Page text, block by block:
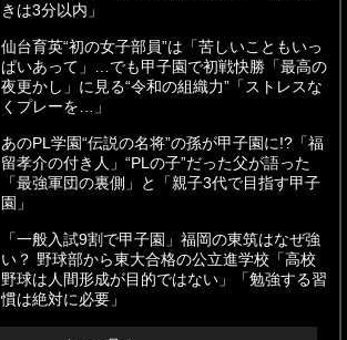
きは3分以内」
仙台育英“初の女子部員”は「苦しいこともいっ
ぱいあって」…でも甲子園で初戦快勝「最高の
夜更かし」に見る“令和の組織力”「ストレスな
くプレーを…」
あのPL学園“伝説の名将”の孫が甲子園に!?「福
留孝介の付き人」“PLの子”だった父が語った
「最強軍団の裏側」と「親子3代で目指す甲子
園」
「一般入試9割で甲子園」福岡の東筑はなぜ強
い？ 野球部から東大合格の公立進学校「高校
野球は人間形成が目的ではない」「勉強する習
慣は絶対に必要」